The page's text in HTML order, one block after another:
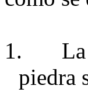
1.
piedra